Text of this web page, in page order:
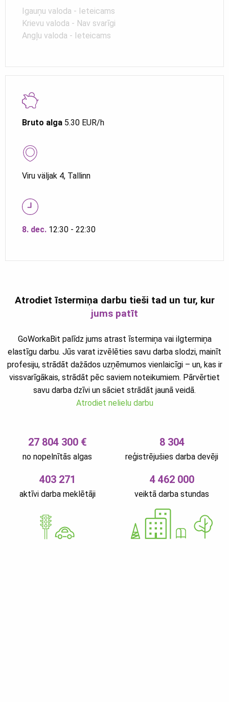
Bruto alga 5.30 EUR/h
Viru väljak 4, Tallinn
8. dec. 12:30 - 22:30
Igauņu valoda - Ieteicams
Krievu valoda - Nav svarīgi
Angļu valoda - Ieteicams
Atrodiet īstermiņa darbu tieši tad un tur, kur
jums patīt
GoWorkaBit palīdz jums atrast īstermiņa vai ilgtermiņa
elastīgu darbu. Jūs varat izvēlēties savu darba slodzi, mainīt
profesiju, strādāt dažādos uzņēmumos vienlaicīgi – un, kas ir
vissvarīgākais, strādāt pēc saviem noteikumiem. Pārvērtiet
savu darba dzīvi un sāciet strādāt jaunā veidā.
Atrodiet nelielu darbu
27 804 300 €
no nopelnītās algas
8 304
reģistrējušies darba devēji
403 271
aktīvi darba meklētāji
4 462 000
veiktā darba stundas